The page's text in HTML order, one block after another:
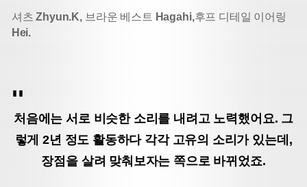
셔츠Zhyun.K, 브라운 베스트 Hagahi,후프 디테일 이어링
Hei.
처음에는 서로 비슷한 소리를 내려고 노력했어요. 그
렇게 2년 정도 활동하다 각각 고유의 소리가 있는데,
장점을 살려 맞춰보자는 쪽으로 바뀌었죠.